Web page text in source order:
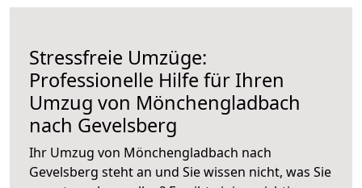
Stressfreie Umzüge:
Professionelle Hilfe für Ihren
Umzug von Mönchengladbach
nach Gevelsberg
Ihr Umzug von Mönchengladbach nach
Gevelsberg steht an und Sie wissen nicht, was Sie